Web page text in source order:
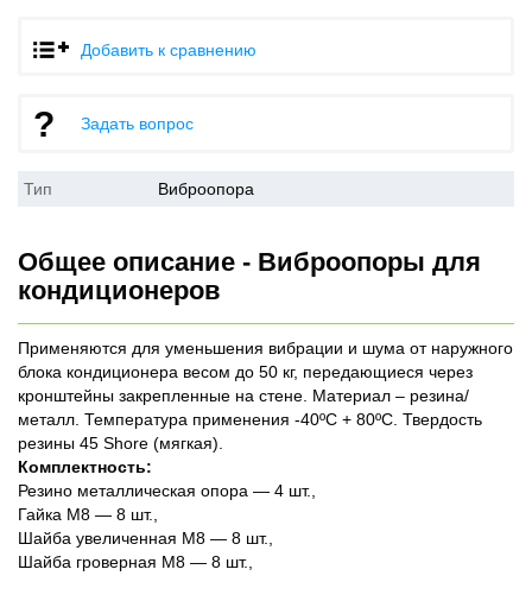
Добавить к сравнению
Задать вопрос
Тип Виброопора
Общее описание - Виброопоры для
кондиционеров
Применяются для уменьшения вибрации и шума от наружного
блока кондиционера весом до 50 кг, передающиеся через
кронштейны закрепленные на стене. Материал – резина/
металл. Температура применения -40ºC + 80ºC. Твердость
резины 45 Shore (мягкая).
Комплектность:
Резино металлическая опора — 4 шт.,
Гайка М8 — 8 шт.,
Шайба увеличенная М8 — 8 шт.,
Шайба гроверная М8 — 8 шт.,